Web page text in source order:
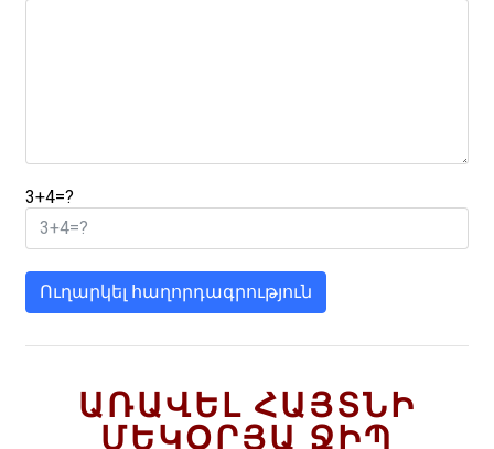
3+4=?
Ուղարկել հաղորդագրություն
ԱՌԱՎԵԼ ՀԱՅՏՆԻ
ՄԵԿՕՐՅԱ ՋԻՊ